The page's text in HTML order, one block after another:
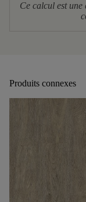
Ce calcul est
Produits connexes